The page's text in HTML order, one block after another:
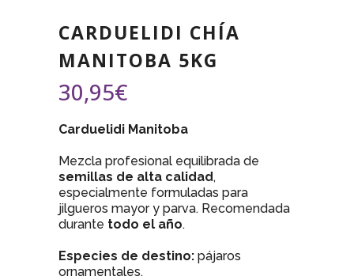
CARDUELIDI CHÍA
MANITOBA 5KG
30,95€
Carduelidi Manitoba
Mezcla profesional equilibrada de
semillas de alta calidad,
especialmente formuladas para
jilgueros mayor y parva. Recomendada
durante todo el año.
Especies de destino: pájaros
ornamentales.